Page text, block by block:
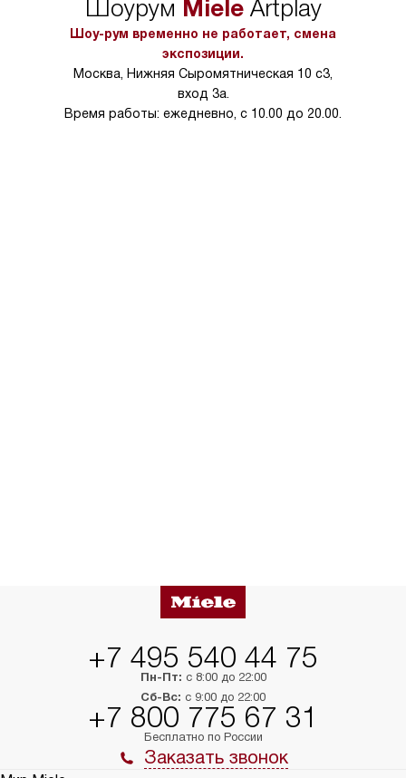
в условиях
тарифы на услуги
Шоурум MieleArtplay
Шоу-рум временно не работает, смена
экспозиции.
Москва, Нижняя Сыромятническая 10 с3,
вход 3а.
Время работы: ежедневно, с 10.00 до 20.00.
+7 495 540 44 75
Пн-Пт: с 8:00 до 22:00
Сб-Вс: с 9:00 до 22:00
+7 800 775 67 31
Бесплатно по России
Заказать звонок